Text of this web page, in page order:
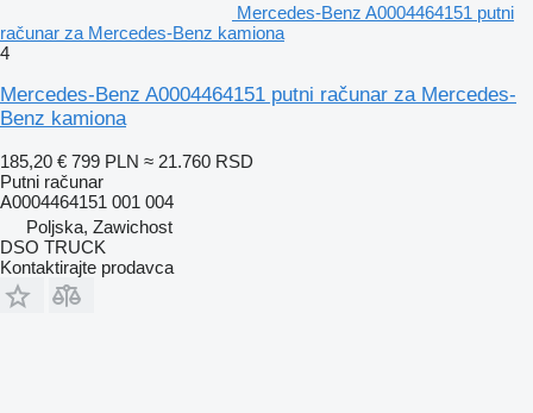
Mercedes-Benz A0004464151 putni
računar za Mercedes-Benz kamiona
4
Mercedes-Benz A0004464151 putni računar za Mercedes-
Benz kamiona
185,20 € 799 PLN ≈ 21.760 RSD
Putni računar
A0004464151 001 004
Poljska, Zawichost
DSO TRUCK
Kontaktirajte prodavca